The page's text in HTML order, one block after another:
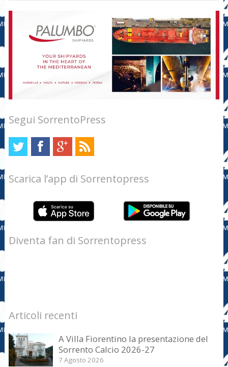
Segui SorrentoPress
Scarica l’app di Sorrentopress
Diventa fan di Sorrentopress
Articoli recenti
A Villa Fiorentino la presentazione del
Sorrento Calcio 2026-27
7 Agosto 2026